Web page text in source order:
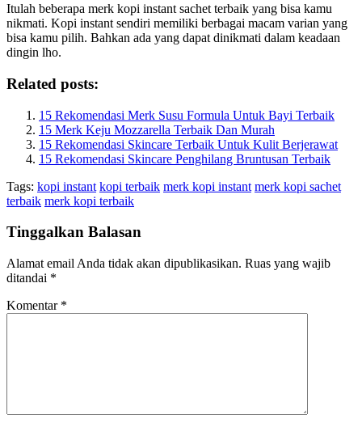
Itulah beberapa merk kopi instant sachet terbaik yang bisa kamu
nikmati. Kopi instant sendiri memiliki berbagai macam varian yang
bisa kamu pilih. Bahkan ada yang dapat dinikmati dalam keadaan
dingin lho.
Related posts:
15 Rekomendasi Merk Susu Formula Untuk Bayi Terbaik
15 Merk Keju Mozzarella Terbaik Dan Murah
15 Rekomendasi Skincare Terbaik Untuk Kulit Berjerawat
15 Rekomendasi Skincare Penghilang Bruntusan Terbaik
Tags: kopi instant kopi terbaik merk kopi instant merk kopi sachet
terbaik merk kopi terbaik
Tinggalkan Balasan
Alamat email Anda tidak akan dipublikasikan. Ruas yang wajib
ditandai *
Komentar *